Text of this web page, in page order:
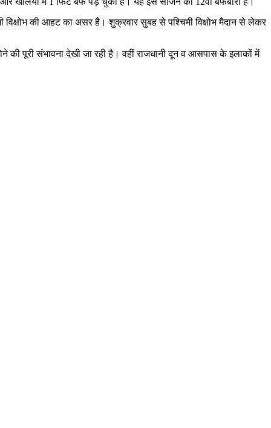
विक्षोभ की आहट का असर है। शुक्रवार सुबह से पश्चिमी विक्षोभ मैदान से लेकर
की पूरी संभावना देखी जा रही है। वहीं राजधानी दून व आसपास के इलाकों में